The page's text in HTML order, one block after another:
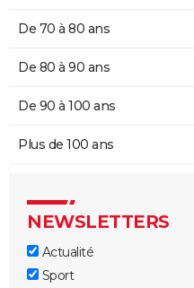
De 70 à 80 ans
De 80 à 90 ans
De 90 à 100 ans
Plus de 100 ans
NEWSLETTERS
Actualité
Sport